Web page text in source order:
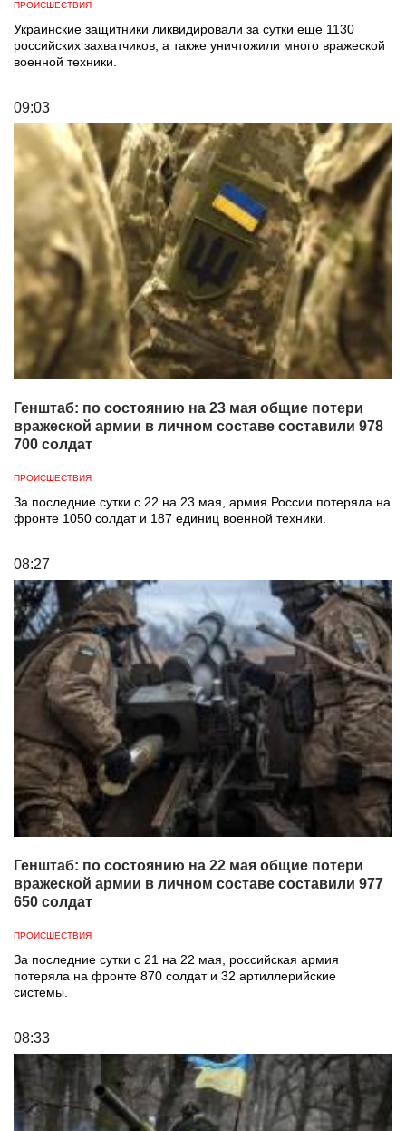
ПРОИСШЕСТВИЯ
Украинские защитники ликвидировали за сутки еще 1130
российских захватчиков, а также уничтожили много вражеской
военной техники.
09:03
Генштаб: по состоянию на 23 мая общие потери
вражеской армии в личном составе составили 978
700 солдат
ПРОИСШЕСТВИЯ
За последние сутки с 22 на 23 мая, армия России потеряла на
фронте 1050 солдат и 187 единиц военной техники.
08:27
Генштаб: по состоянию на 22 мая общие потери
вражеской армии в личном составе составили 977
650 солдат
ПРОИСШЕСТВИЯ
За последние сутки с 21 на 22 мая, российская армия
потеряла на фронте 870 солдат и 32 артиллерийские
системы.
08:33